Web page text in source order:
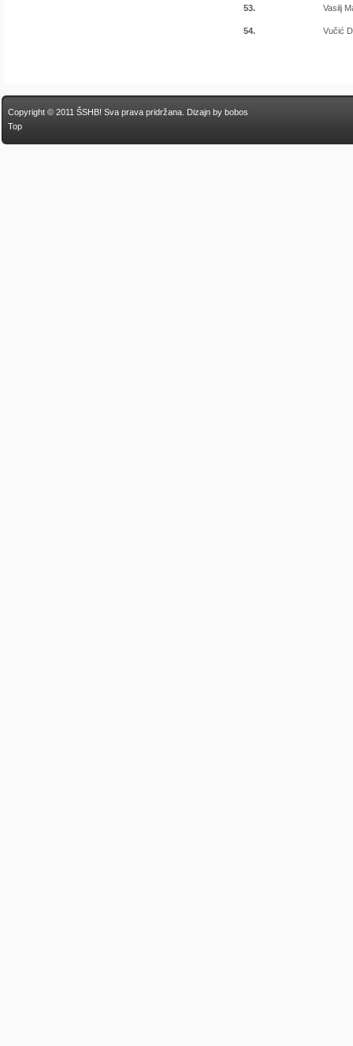
53. Vasilj
54. Vučić
Copyright © 2011 ŠSHB! Sva prava pridržana. Dizajn by bobos
Top